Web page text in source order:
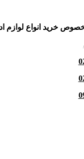
خرید انواع لوازم